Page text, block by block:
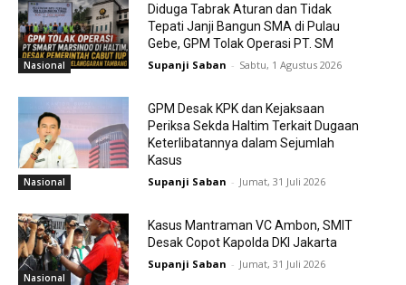
Nasional
Diduga Tabrak Aturan dan Tidak
Tepati Janji Bangun SMA di Pulau
Gebe, GPM Tolak Operasi PT. SM
Supanji Saban - Sabtu, 1 Agustus 2026
Nasional
GPM Desak KPK dan Kejaksaan
Periksa Sekda Haltim Terkait Dugaan
Keterlibatannya dalam Sejumlah
Kasus
Supanji Saban - Jumat, 31 Juli 2026
Nasional
Kasus Mantraman VC Ambon, SMIT
Desak Copot Kapolda DKI Jakarta
Supanji Saban - Jumat, 31 Juli 2026